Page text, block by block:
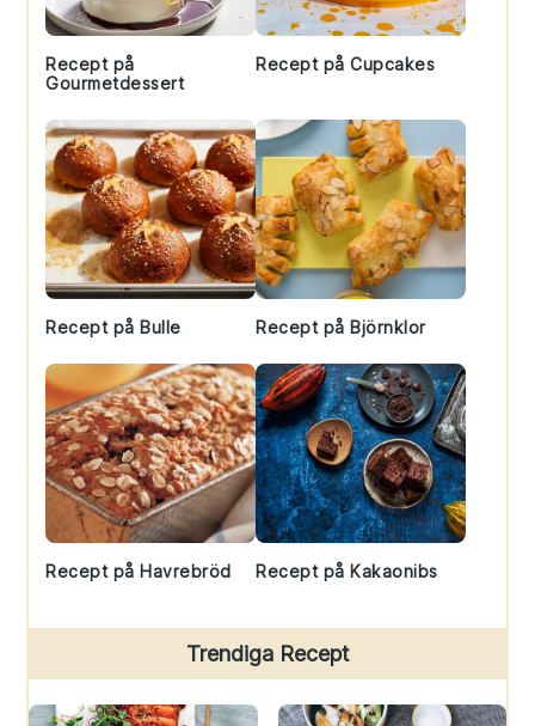
Recept på
Gourmetdessert
Recept på Cupcakes
Recept på Bulle Recept på Björnklor
Recept på Havrebröd Recept på Kakaonibs
Trendiga Recept